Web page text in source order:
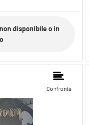
disponibile o in
Confronta